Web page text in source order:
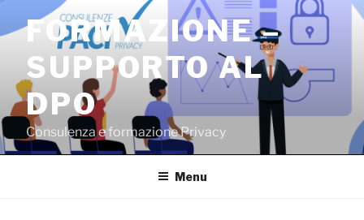
contenuto
FORMAZIONE –
SUPPORTO AL
DPO
Consulenza e formazione Privacy
Menu